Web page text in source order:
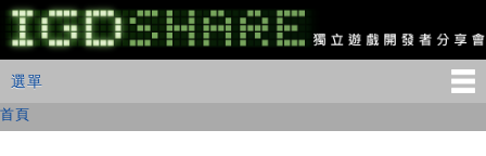
移
至
主
IGDSHARE
獨
遊
主選單
選單
您在這裡
首頁